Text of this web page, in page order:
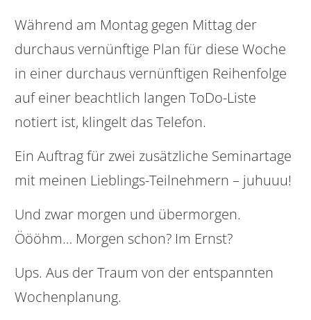
Während am Montag gegen Mittag der
durchaus vernünftige Plan für diese Woche
in einer durchaus vernünftigen Reihenfolge
auf einer beachtlich langen ToDo-Liste
notiert ist, klingelt das Telefon.
Ein Auftrag für zwei zusätzliche Seminartage
mit meinen Lieblings-Teilnehmern – juhuuu!
Und zwar morgen und übermorgen.
Öööhm… Morgen schon? Im Ernst?
Ups. Aus der Traum von der entspannten
Wochenplanung.